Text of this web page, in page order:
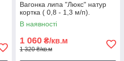
Вагонка липа "Люкс" натур
кортка ( 0,8 - 1,3 м/п).
В наявності
1 060 ₴/кв.м
1 320 ₴/кв.м